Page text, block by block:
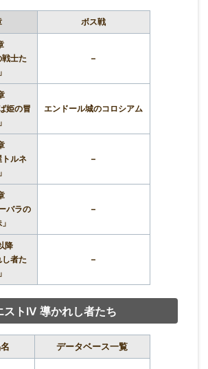
ボス戦
戦士た
–
姫の冒
エンドール城のコロシアム
トルネ
–
バラの
–
降
し者た
–
ストIV 導かれし者たち
データベース一覧